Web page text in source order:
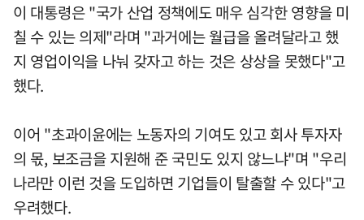
이 대통령은 "국가 산업 정책에도 매우 심각한 영향을 미
칠 수 있는 의제"라며 "과거에는 월급을 올려달라고 했
지 영업이익을 나눠 갖자고 하는 것은 상상을 못했다"고
했다.
이어 "초과이윤에는 노동자의 기여도 있고 회사 투자자
의 몫, 보조금을 지원해 준 국민도 있지 않느냐"며 "우리
나라만 이런 것을 도입하면 기업들이 탈출할 수 있다"고
우려했다.